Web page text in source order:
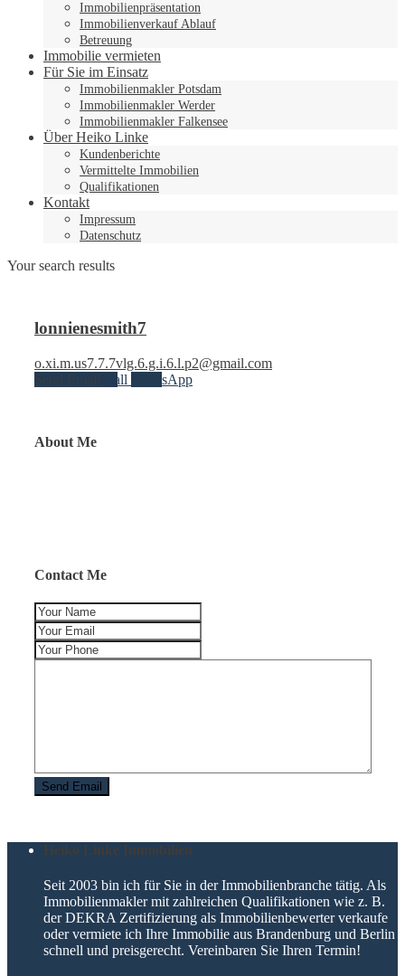
Immobilienpräsentation
Immobilienverkauf Ablauf
Betreuung
Immobilie vermieten
Für Sie im Einsatz
Immobilienmakler Potsdam
Immobilienmakler Werder
Immobilienmakler Falkensee
Über Heiko Linke
Kundenberichte
Vermittelte Immobilien
Qualifikationen
Kontakt
Impressum
Datenschutz
Your search results
lonnienesmith7
o.xi.m.us7.7.7vlg.6.g.i.6.l.p2@gmail.com
Send Email
Call WhatsApp
About Me
Contact Me
Heiko Linke Immobilien
Seit 2003 bin ich für Sie in der Immobilienbranche tätig. Als
Immobilienmakler mit zahlreichen Qualifikationen wie z. B.
der DEKRA Zertifizierung als Immobilienbewerter verkaufe
oder vermiete ich Ihre Immobilie aus Brandenburg und Berlin
schnell und preisgerecht. Vereinbaren Sie Ihren Termin!